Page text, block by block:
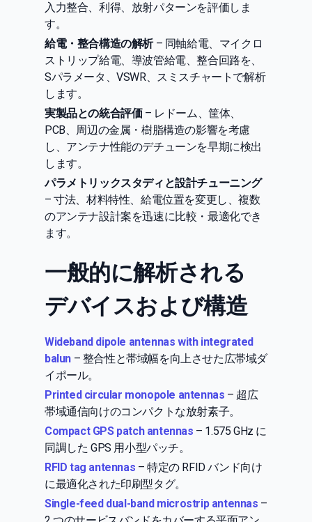
入力整合、利得、放射パターンを評価しま
す。
給電・整合構造の解析– 同軸給電、マイクロ
ストリップ給電、導波管給電、整合回路を、
Sパラメータ、VSWR、スミスチャートで解析
します。
実製品との統合評価– レドーム、筐体、
PCB、周辺の金属・樹脂構造の影響を考慮
し、アンテナ性能のデチューンを早期に検出
します。
パラメトリックスタディと設計チューニング
– 寸法、材料特性、給電位置を変更し、複数
のアンテナ設計案を迅速に比較・最適化でき
ます。
一般的に解析される
デバイスおよび構造
Wideband dipole antennas with integrated
balun – 整合性と帯域幅を向上させた広帯域ダ
イポール。
Printed circular monopole antennas – 超広
帯域通信向けのコンパクトな放射素子。
Compact GPS patch antennas – 1.575 GHz に
同調した GPS 用小型パッチ。
RFID tag antennas – 特定の RFID バンド向け
に最適化された印刷型タグ。
Single-feed dual-band microstrip antennas –